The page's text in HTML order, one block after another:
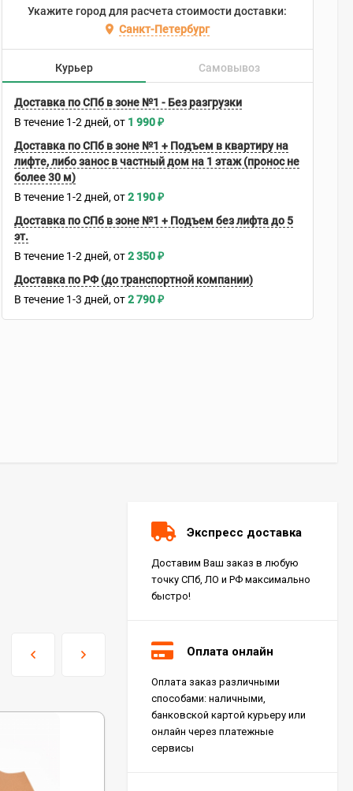
Укажите город для расчета стоимости доставки:
Санкт-Петербург
Курьер Самовывоз
Доставка по СПб в зоне №1 - Без разгрузки
В течение 1-2 дней 1 990₽
Доставка по СПб в зоне №1 + Подъем в квартиру на
лифте, либо занос в частный дом на 1 этаж (пронос не
более 30 м)
В течение 1-2 дней 2 190₽
Доставка по СПб в зоне №1 + Подъем без лифта до 5
эт.
В течение 1-2 дней 2 350₽
Доставка по РФ (до транспортной компании)
В течение 1-3 дней 2 790₽
Экспресс доставка
Доставим Ваш заказ в любую
точку СПб, ЛО и РФ максимально
быстро!
Оплата онлайн
Оплата заказ различными
способами: наличными,
банковской картой курьеру или
онлайн через платежные
сервисы
Керамогранит Italon
Charme Extra Silver Ret
60x120, 610010001196